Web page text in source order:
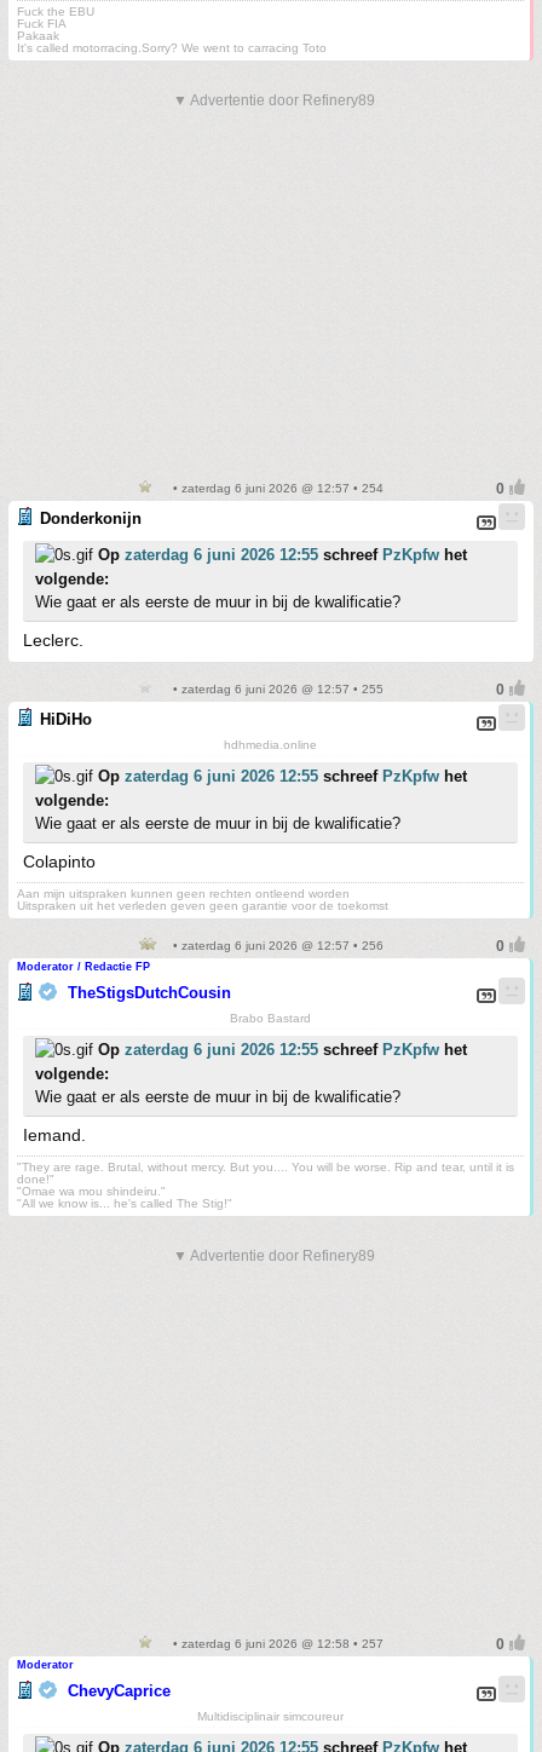
Fuck the EBU
Fuck FIA
Pakaak
It's called motorracing.Sorry? We went to carracing Toto
▼ Advertentie door Refinery89
• zaterdag 6 juni 2026 @ 12:57 • 254
Donderkonijn
Op zaterdag 6 juni 2026 12:55 schreef PzKpfw het
volgende:
Wie gaat er als eerste de muur in bij de kwalificatie?
Leclerc.
• zaterdag 6 juni 2026 @ 12:57 • 255
HiDiHo
hdhmedia.online
Op zaterdag 6 juni 2026 12:55 schreef PzKpfw het
volgende:
Wie gaat er als eerste de muur in bij de kwalificatie?
Colapinto
Aan mijn uitspraken kunnen geen rechten ontleend worden
Uitspraken uit het verleden geven geen garantie voor de toekomst
• zaterdag 6 juni 2026 @ 12:57 • 256
Moderator / Redactie FP
TheStigsDutchCousin
Brabo Bastard
Op zaterdag 6 juni 2026 12:55 schreef PzKpfw het
volgende:
Wie gaat er als eerste de muur in bij de kwalificatie?
Iemand.
"They are rage. Brutal, without mercy. But you.... You will be worse. Rip and tear, until it is
done!"
"Omae wa mou shindeiru."
"All we know is... he's called The Stig!"
▼ Advertentie door Refinery89
• zaterdag 6 juni 2026 @ 12:58 • 257
Moderator
ChevyCaprice
Multidisciplinair simcoureur
Op zaterdag 6 juni 2026 12:55 schreef PzKpfw het